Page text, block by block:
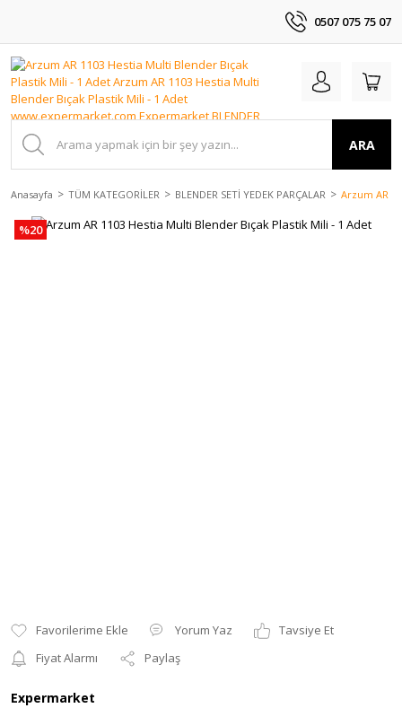
0507 075 75 07
ARA
Anasayfa TÜM KATEGORİLER BLENDER SETİ YEDEK PARÇALAR Arzum AR
%20
Yorum Yaz
Tavsiye Et
Fiyat Alarmı
Paylaş
Expermarket